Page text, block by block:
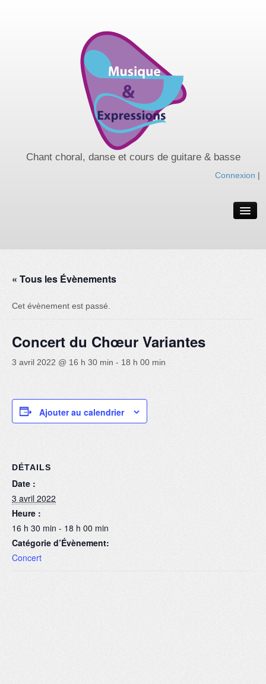
Chant choral, danse et cours de guitare & basse
Connexion |
Nos cours
Danse
Choeur Variantes
« Tous les Évènements
Cet évènement est passé.
Concert du Chœur Variantes
3 avril 2022 @ 16 h 30 min - 18 h 00 min
Ajouter au calendrier
DÉTAILS
Date :
3 avril 2022
Heure :
16 h 30 min - 18 h 00 min
Catégorie d’Évènement:
Concert